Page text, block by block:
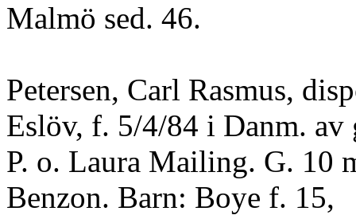
Malmö sed. 46.
Petersen, Carl Rasmus,
Eslöv, f. 5/4/84 i Danm. av
P. o. Laura Mailing. G. 10
Benzon. Barn: Boye f. 15,